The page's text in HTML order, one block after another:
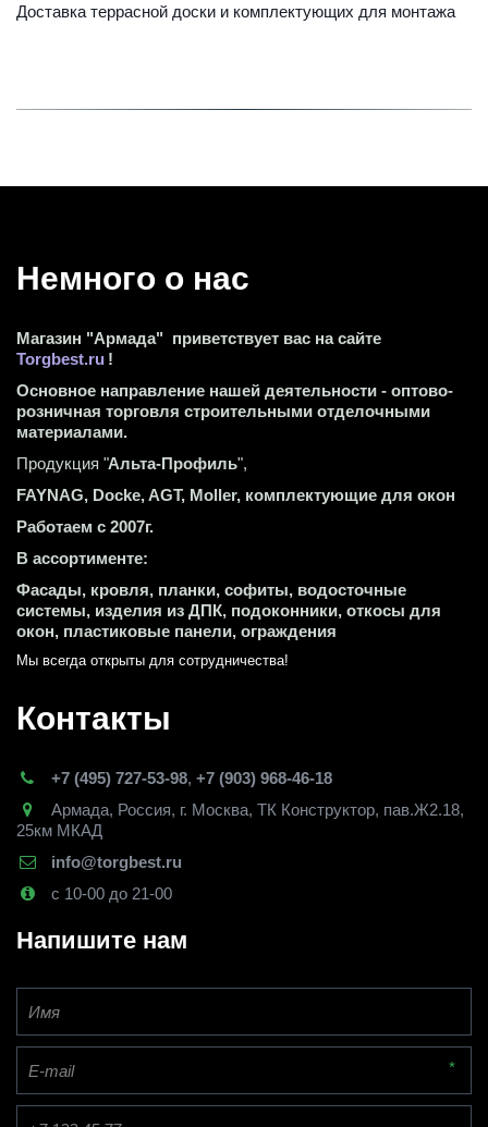
Доставка террасной доски и комплектующих для монтажа
Немного о нас
Магазин "Армада"  приветствует вас на сайте
Torgbest.ru !
Основное направление нашей деятельности - оптово-
розничная торговля строительными отделочными
материалами.
Продукция "Альта-Профиль",
FAYNAG, Docke, AGT, Moller, комплектующие для окон
Работаем с 2007г.
В ассортименте:
Фасады, кровля, планки, софиты, водосточные
системы, изделия из ДПК, подоконники, откосы для
окон, пластиковые панели, ограждения
Мы всегда открыты для сотрудничества!
Контакты
+7 (495) 727-53-98, +7 (903) 968-46-18
Армада, Россия, г. Москва, ТК Конструктор, пав.Ж2.18,
25км МКАД
info@torgbest.ru
с 10-00 до 21-00
Напишите нам
*